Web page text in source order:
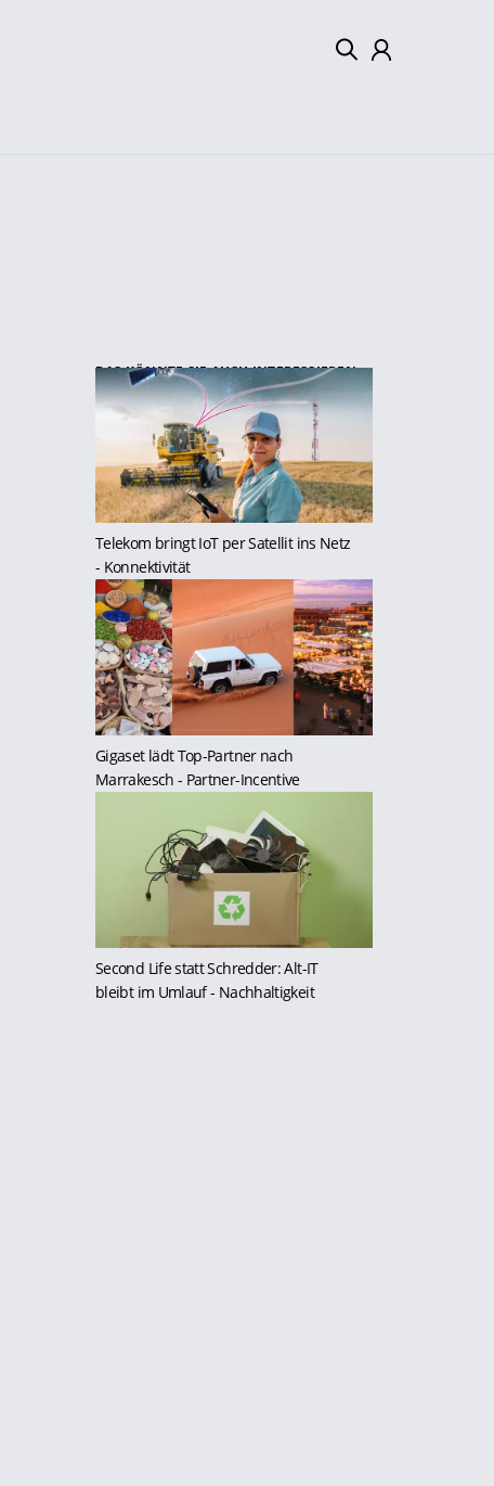
DAS KÖNNTE SIE AUCH INTERESSIEREN:
Telekom bringt IoT per Satellit ins Netz
- Konnektivität
Gigaset lädt Top-Partner nach
Marrakesch - Partner-Incentive
Second Life statt Schredder: Alt-IT
bleibt im Umlauf- Nachhaltigkeit